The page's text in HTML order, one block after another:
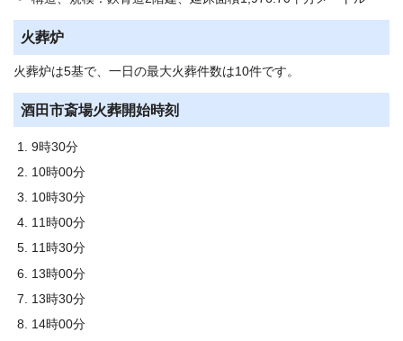
火葬炉
火葬炉は5基で、一日の最大火葬件数は10件です。
酒田市斎場火葬開始時刻
9時30分
10時00分
10時30分
11時00分
11時30分
13時00分
13時30分
14時00分